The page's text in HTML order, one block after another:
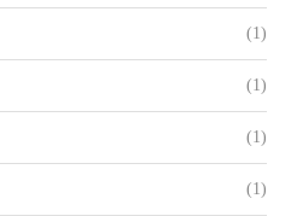
(1)
(1)
(1)
(1)